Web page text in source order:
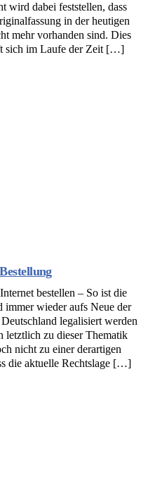
wird dabei feststellen, dass
in der heutigen
mehr vorhanden sind. Dies
sich im Laufe der Zeit […]
bestellen – So ist die
wieder aufs Neue der
legalisiert werden
letztlich zu dieser Thematik
nicht zu einer derartigen
die aktuelle Rechtslage […]